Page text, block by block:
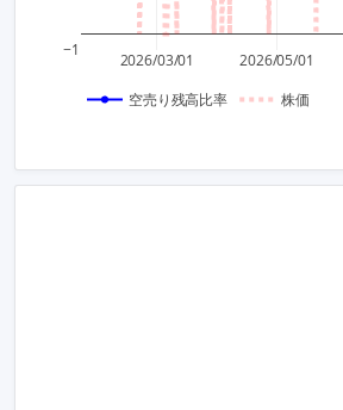
2026/03/01 2026/05/01
−1
空売り残高比率 株価